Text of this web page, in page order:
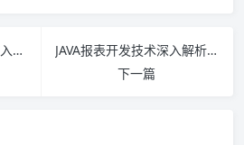
Kubernetes零基础快速入门 PDF下载
JAVA报表开发技术深入解析 PDF下载
下一篇